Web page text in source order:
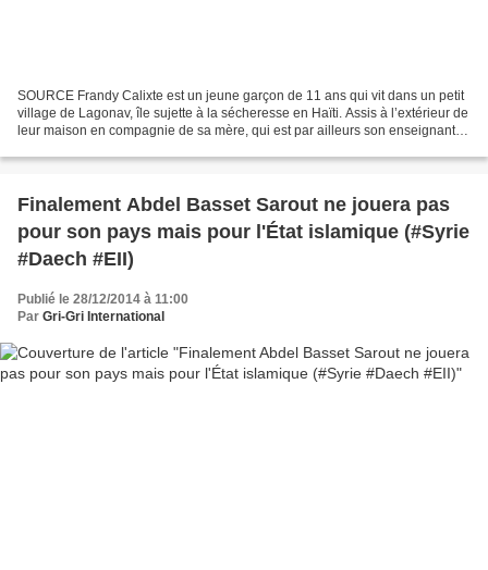
SOURCE Frandy Calixte est un jeune garçon de 11 ans qui vit dans un petit
village de Lagonav, île sujette à la sécheresse en Haïti. Assis à l’extérieur de
leur maison en compagnie de sa mère, qui est par ailleurs son enseignante,
Finalement Abdel Basset Sarout ne jouera pas
pour son pays mais pour l'État islamique (#Syrie
#Daech #EII)
Publié le 28/12/2014 à 11:00
Par Gri-Gri International